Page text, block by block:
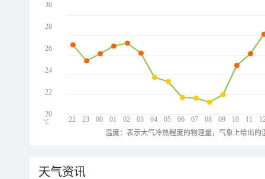
22 23 00 01 02 03 04 05 06 07 08 09 10 11
30
28
26
24
22
20
℃
温度：表示大气冷热程度的物理量，气象上给出
天气资讯